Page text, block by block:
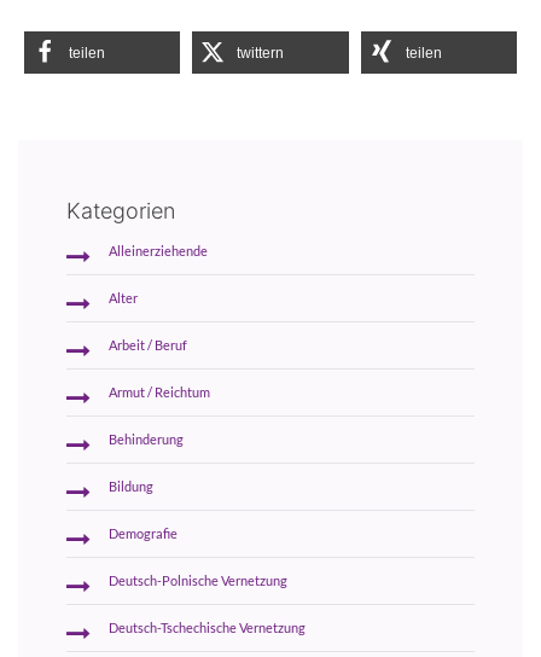
teilen twittern teilen
Kategorien
Alleinerziehende
Alter
Arbeit / Beruf
Armut / Reichtum
Behinderung
Bildung
Demografie
Deutsch-Polnische Vernetzung
Deutsch-Tschechische Vernetzung